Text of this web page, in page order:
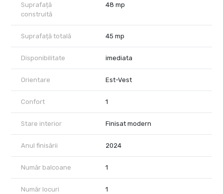
Suprafață
construită
48 mp
Suprafață totală 45 mp
Disponibilitate imediata
Orientare Est-Vest
Confort 1
Stare interior Finisat modern
Anul finisării 2024
Număr balcoane 1
Număr locuri
1